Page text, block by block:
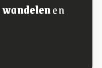
wandelenen